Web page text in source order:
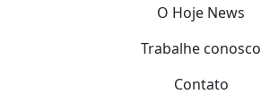
O Hoje News
Trabalhe conosco
Contato